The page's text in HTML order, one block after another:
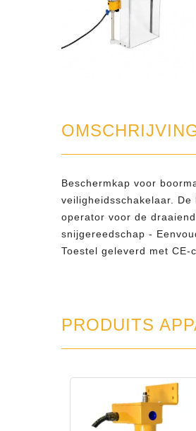
Beschermkap voor
veiligheidsschakelaar.
operator voor de
snijgereedschap -
Toestel geleverd met
PRODUITS